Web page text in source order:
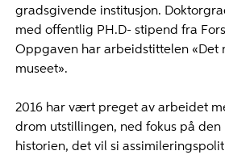
gradsgivende institusjon.
med offentlig PH.D- stipend fra
Oppgaven har arbeidstittelen «Det
museet».
2016 har vært preget av arbeidet
drom utstillingen, ned fokus på den
historien, det vil si